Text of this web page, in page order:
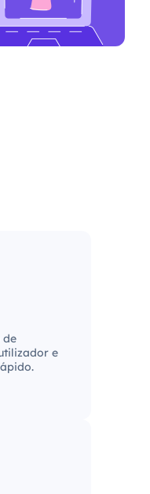
de
e